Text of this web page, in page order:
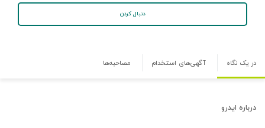
دنبال کردن
در یک نگاه آگهی‌های استخدام مصاحبه‌ها
درباره ایدرو